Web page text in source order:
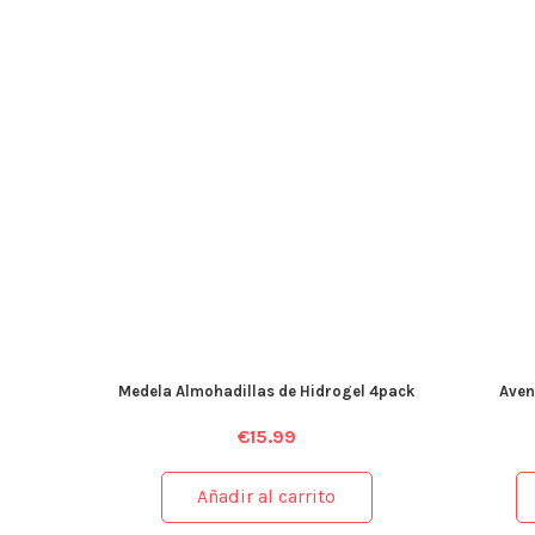
Medela Almohadillas de Hidrogel 4pack
€15.99
Añadir al carrito